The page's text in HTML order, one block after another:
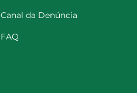
Canal da Denúncia
FAQ